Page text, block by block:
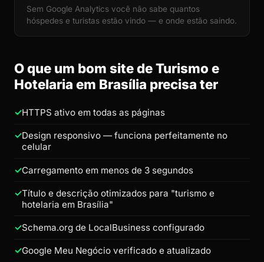
Sem Google Analytics você não sabe quantos
hóspedes e turistas estão vindo — e onde estão saindo.
O que um bom site de Turismo e
Hotelaria em Brasília precisa ter
HTTPS ativo em todas as páginas
Design responsivo — funciona perfeitamente no
celular
Carregamento em menos de 3 segundos
Título e descrição otimizados para "turismo e
hotelaria em Brasília"
Schema.org de LocalBusiness configurado
Google Meu Negócio verificado e atualizado